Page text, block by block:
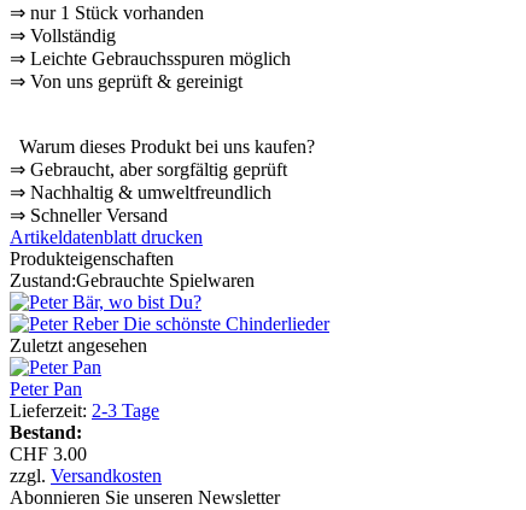
⇒ nur 1 Stück vorhanden
⇒ Vollständig
⇒ ️ Leichte Gebrauchsspuren möglich
⇒ Von uns geprüft & gereinigt
Warum dieses Produkt bei uns kaufen?
⇒ ️ Gebraucht, aber sorgfältig geprüft
⇒ ️ Nachhaltig & umweltfreundlich
⇒ ️ Schneller Versand
Artikeldatenblatt drucken
Produkteigenschaften
Zustand:Gebrauchte Spielwaren
Zuletzt angesehen
Peter Pan
Lieferzeit: 2-3 Tage
Bestand:
CHF 3.00
zzgl. Versandkosten
Abonnieren Sie unseren Newsletter